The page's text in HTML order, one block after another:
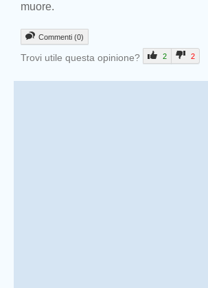
muore.
Commenti (0)
Trovi utile questa opinione? 2 2